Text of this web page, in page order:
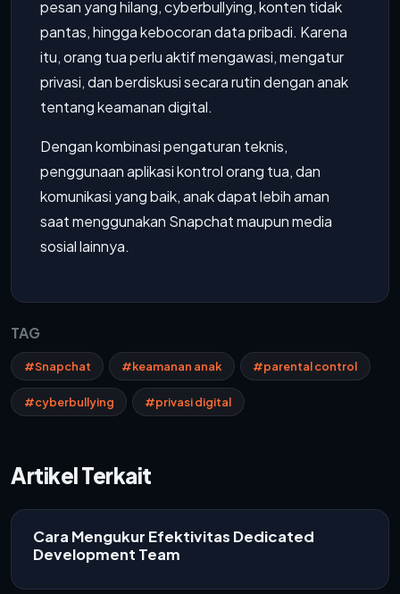
pesan yang hilang, cyberbullying, konten tidak
pantas, hingga kebocoran data pribadi. Karena
itu, orang tua perlu aktif mengawasi, mengatur
privasi, dan berdiskusi secara rutin dengan anak
tentang keamanan digital.
Dengan kombinasi pengaturan teknis,
penggunaan aplikasi kontrol orang tua, dan
komunikasi yang baik, anak dapat lebih aman
saat menggunakan Snapchat maupun media
sosial lainnya.
TAG
#Snapchat #keamanan anak #parental control
#cyberbullying #privasi digital
Artikel Terkait
Cara Mengukur Efektivitas Dedicated
Development Team